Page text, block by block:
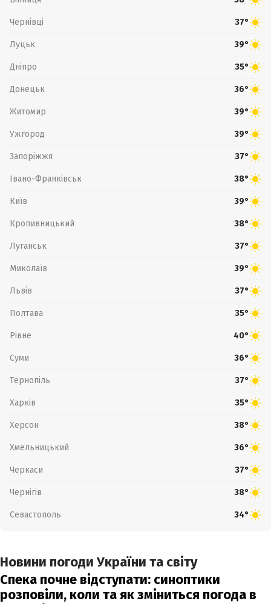
Чернівці 37°
Луцьк 39°
Дніпро 35°
Донецьк 36°
Житомир 39°
Ужгород 39°
Запоріжжя 37°
Івано-Франківськ 38°
Київ 39°
Кропивницький 38°
Луганськ 37°
Миколаїв 39°
Львів 37°
Полтава 35°
Рівне 40°
Суми 36°
Тернопіль 37°
Харків 35°
Херсон 38°
Хмельницький 36°
Черкаси 37°
Чернігів 38°
Севастополь 34°
Новини погоди України та світу
Спека почне відступати: синоптики
розповіли, коли та як зміниться погода в